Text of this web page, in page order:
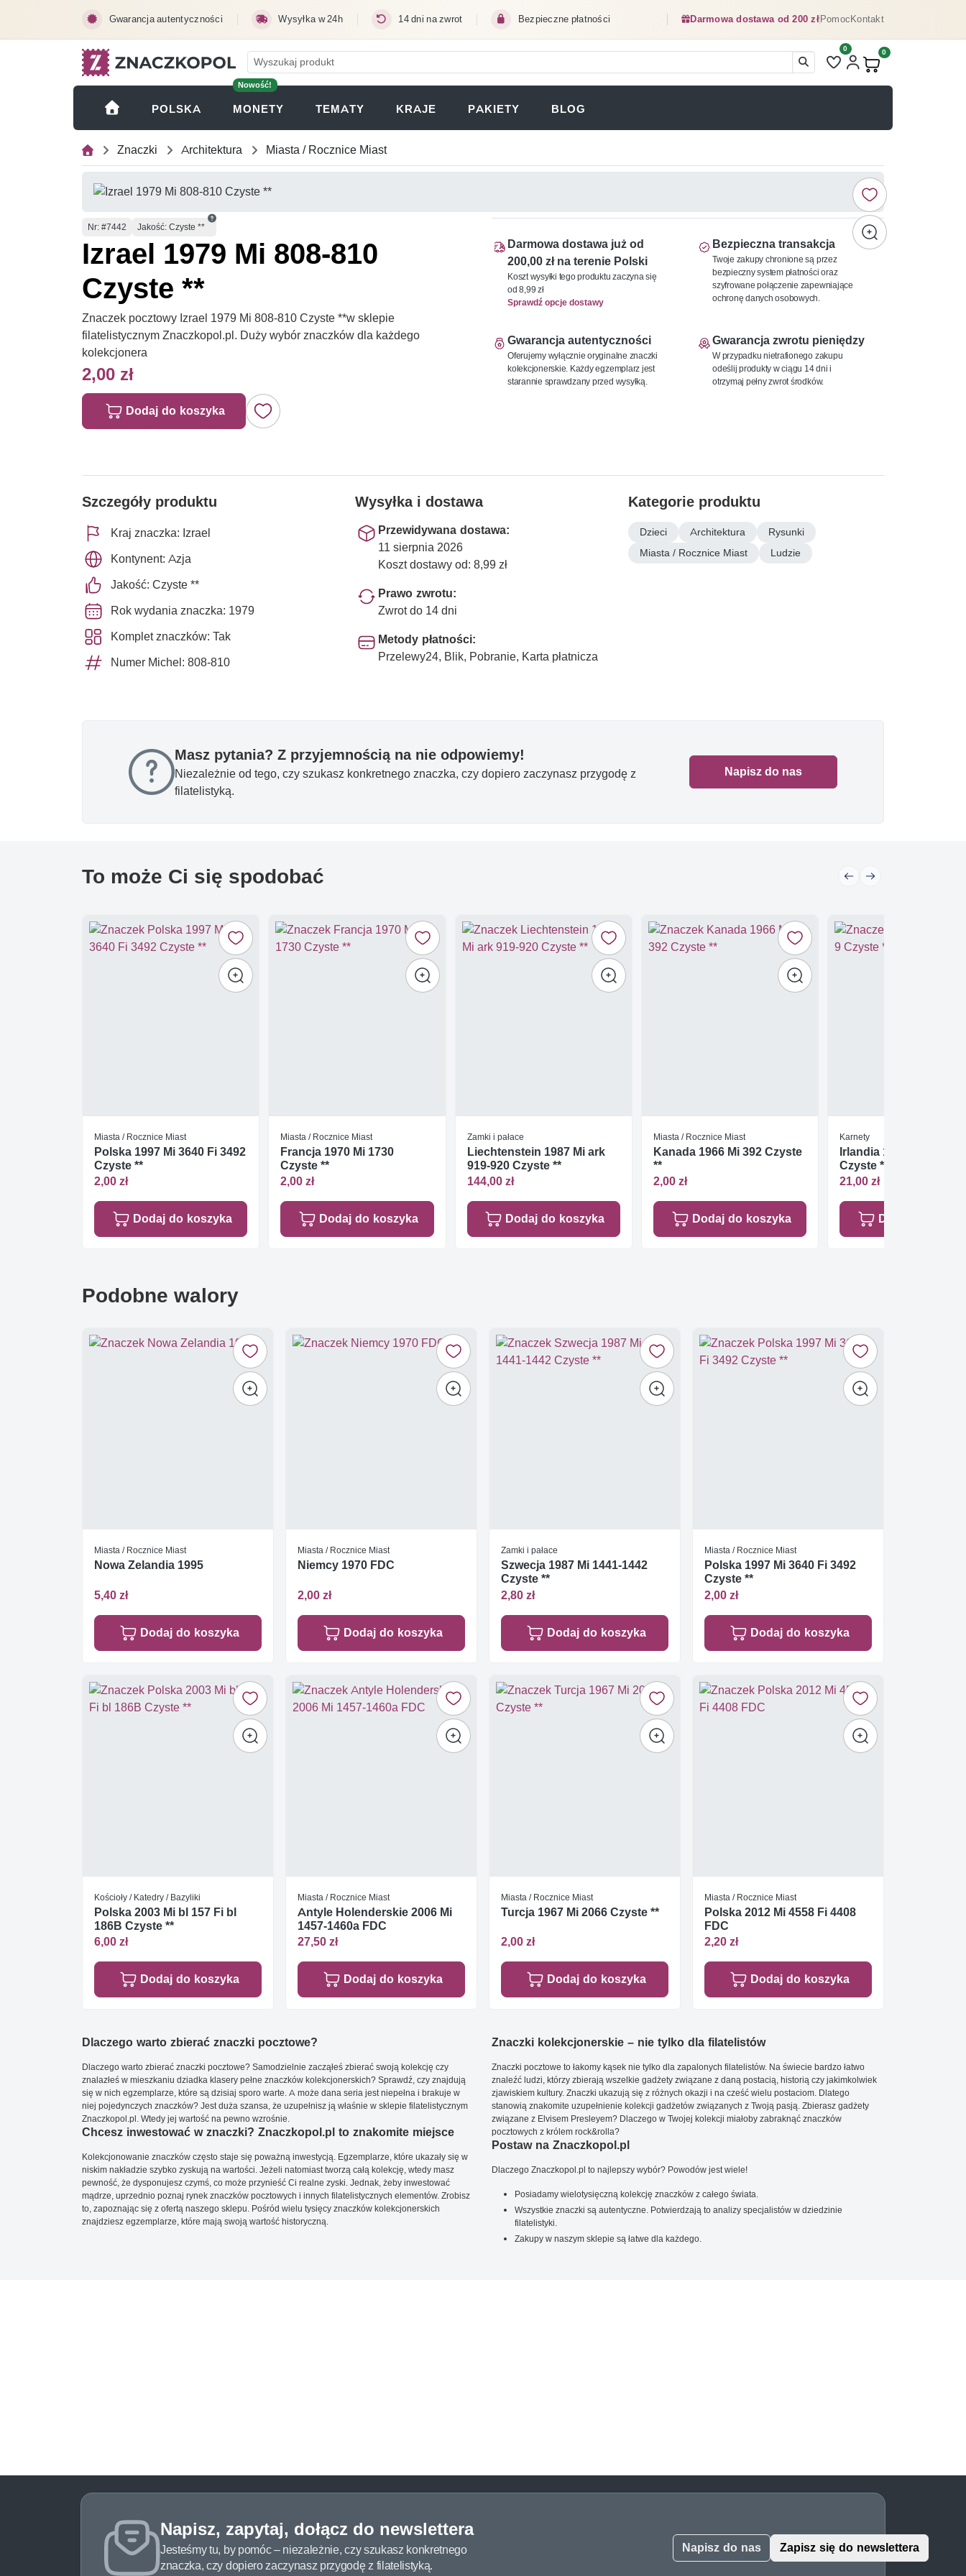
Gwarancja autentyczności Wysyłka w 24h 14 dni na zwrot Bezpieczne płatności Darmowa dostawa od 200 złPomocKontakt
Liczba pozycji na liście
0
Produkty w koszyku:
0
POLSKA
Nowość!
MONETY (OTWIERA SIĘ W NOWEJ KARCIE)
TEMATY KRAJE PAKIETY BLOG
Znaczki Architektura Miasta / Rocznice Miast
Numer
Nr: #7442 Jakość: Czyste **
Izrael 1979 Mi 808-810
Czyste **
Znaczek pocztowy Izrael 1979 Mi 808-810 Czyste **w sklepie
filatelistycznym Znaczkopol.pl. Duży wybór znaczków dla każdego
kolekcjonera
2,00 zł
Dodaj do koszyka
Darmowa dostawa już od
200,00 zł na terenie Polski
Koszt wysyłki tego produktu zaczyna się
od 8,99 zł
Sprawdź opcje dostawy
Bezpieczna transakcja
Twoje zakupy chronione są przez
bezpieczny system płatności oraz
szyfrowane połączenie zapewniające
ochronę danych osobowych.
Gwarancja autentyczności
Oferujemy wyłącznie oryginalne znaczki
kolekcjonerskie. Każdy egzemplarz jest
starannie sprawdzany przed wysyłką.
Gwarancja zwrotu pieniędzy
W przypadku nietrafionego zakupu
odeślij produkty w ciągu 14 dni i
otrzymaj pełny zwrot środków.
Szczegóły produktu
Kraj znaczka: Izrael
Kontynent: Azja
Jakość: Czyste **
Rok wydania znaczka: 1979
Komplet znaczków: Tak
Numer Michel: 808-810
Wysyłka i dostawa
Przewidywana dostawa:
11 sierpnia 2026
Koszt dostawy od: 8,99 zł
Prawo zwrotu:
Zwrot do 14 dni
Metody płatności:
Przelewy24, Blik, Pobranie, Karta płatnicza
Kategorie produktu
Dzieci Architektura
Rysunki
Miasta / Rocznice Miast
Ludzie
Masz pytania? Z przyjemnością na nie odpowiemy!
Niezależnie od tego, czy szukasz konkretnego znaczka, czy dopiero zaczynasz przygodę z
filatelistyką.
Napisz do nas
To może Ci się spodobać
Miasta / Rocznice Miast
Polska 1997 Mi 3640 Fi 3492
Czyste **
2,00 zł
Dodaj do koszyka
Miasta / Rocznice Miast
Francja 1970 Mi 1730
Czyste **
2,00 zł
Dodaj do koszyka
Zamki i pałace
Liechtenstein 1987 Mi ark
919-920 Czyste **
144,00 zł
Dodaj do koszyka
Miasta / Rocznice Miast
Kanada 1966 Mi 392 Czyste
**
2,00 zł
Dodaj do koszyka
Karnety
Irlandia 1985 Mi mh 9
Czyste **
21,00 zł
Dodaj do
Podobne walory
Miasta / Rocznice Miast
Nowa Zelandia 1995
5,40 zł
Dodaj do koszyka
Miasta / Rocznice Miast
Niemcy 1970 FDC
2,00 zł
Dodaj do koszyka
Zamki i pałace
Szwecja 1987 Mi 1441-1442
Czyste **
2,80 zł
Dodaj do koszyka
Miasta / Rocznice Miast
Polska 1997 Mi 3640 Fi 3492
Czyste **
2,00 zł
Dodaj do koszyka
Kościoły / Katedry / Bazyliki
Polska 2003 Mi bl 157 Fi bl
186B Czyste **
6,00 zł
Dodaj do koszyka
Miasta / Rocznice Miast
Antyle Holenderskie 2006 Mi
1457-1460a FDC
27,50 zł
Dodaj do koszyka
Miasta / Rocznice Miast
Turcja 1967 Mi 2066 Czyste **
2,00 zł
Dodaj do koszyka
Miasta / Rocznice Miast
Polska 2012 Mi 4558 Fi 4408
FDC
2,20 zł
Dodaj do koszyka
Dlaczego warto zbierać znaczki pocztowe?
Dlaczego warto zbierać znaczki pocztowe? Samodzielnie zacząłeś zbierać swoją kolekcję czy
znalazłeś w mieszkaniu dziadka klasery pełne znaczków kolekcjonerskich? Sprawdź, czy znajdują
się w nich egzemplarze, które są dzisiaj sporo warte. A może dana seria jest niepełna i brakuje w
niej pojedynczych znaczków? Jest duża szansa, że uzupełnisz ją właśnie w sklepie filatelistycznym
Znaczkopol.pl. Wtedy jej wartość na pewno wzrośnie.
Chcesz inwestować w znaczki? Znaczkopol.pl to znakomite miejsce
Kolekcjonowanie znaczków często staje się poważną inwestycją. Egzemplarze, które ukazały się w
niskim nakładzie szybko zyskują na wartości. Jeżeli natomiast tworzą całą kolekcję, wtedy masz
pewność, że dysponujesz czymś, co może przynieść Ci realne zyski. Jednak, żeby inwestować
mądrze, uprzednio poznaj rynek znaczków pocztowych i innych filatelistycznych elementów. Zrobisz
to, zapoznając się z ofertą naszego sklepu. Pośród wielu tysięcy znaczków kolekcjonerskich
znajdziesz egzemplarze, które mają swoją wartość historyczną.
Znaczki kolekcjonerskie – nie tylko dla filatelistów
Znaczki pocztowe to łakomy kąsek nie tylko dla zapalonych filatelistów. Na świecie bardzo łatwo
znaleźć ludzi, którzy zbierają wszelkie gadżety związane z daną postacią, historią czy jakimkolwiek
zjawiskiem kultury. Znaczki ukazują się z różnych okazji i na cześć wielu postaciom. Dlatego
stanowią znakomite uzupełnienie kolekcji gadżetów związanych z Twoją pasją. Zbierasz gadżety
związane z Elvisem Presleyem? Dlaczego w Twojej kolekcji miałoby zabraknąć znaczków
pocztowych z królem rock&rolla?
Postaw na Znaczkopol.pl
Dlaczego Znaczkopol.pl to najlepszy wybór? Powodów jest wiele!
Posiadamy wielotysięczną kolekcję znaczków z całego świata.
Wszystkie znaczki są autentyczne. Potwierdzają to analizy specjalistów w dziedzinie
filatelistyki.
Zakupy w naszym sklepie są łatwe dla każdego.
Napisz, zapytaj, dołącz do newslettera
Jesteśmy tu, by pomóc – niezależnie, czy szukasz konkretnego
znaczka, czy dopiero zaczynasz przygodę z filatelistyką.
Napisz do nas Zapisz się do newslettera